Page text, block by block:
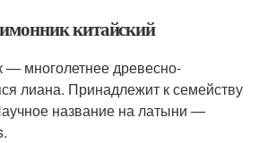
китайский
— многолетнее древесно-
лиана. Принадлежит к семейству
название на латыни —